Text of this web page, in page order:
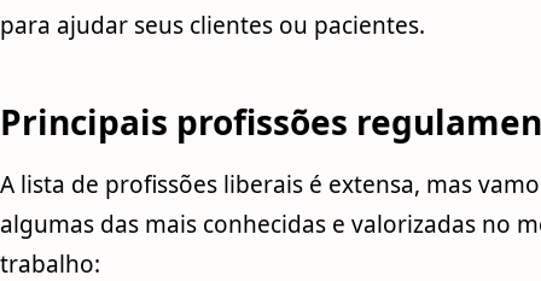
para ajudar seus clientes ou pacientes.
Principais profissões
A lista de profissões liberais é extensa, mas
algumas das mais conhecidas e valorizadas no
trabalho: